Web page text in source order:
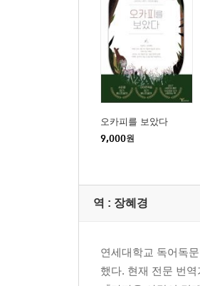
오카피를 보았다
9,000원
역 : 장혜경
연세대학교 독어독
했다. 현재 전문 번